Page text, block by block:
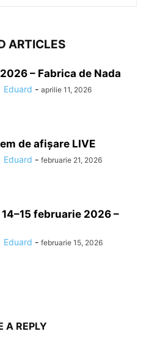
ARTICLES
2026 – Fabrica de Nada
Eduard - aprilie 11, 2026
de afișare LIVE
Eduard - februarie 21, 2026
februarie 2026 –
Eduard - februarie 15, 2026
A REPLY